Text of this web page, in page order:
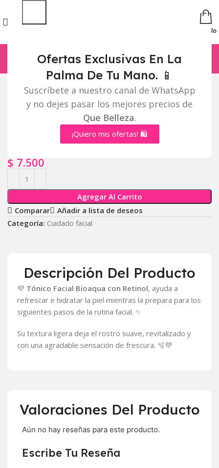
Ofertas Exclusivas En La
Palma De Tu Mano. 📱
Suscríbete a nuestro canal de WhatsApp
y no dejes pasar los mejores precios de
Que Belleza.
¡Quiero mis ofertas! 🛍️
Pedido
Click to enlarge
Inicio Cuidado facial TONICO DE RETINOL
TONICO DE RETINOL
$ 7.500
Agregar Al Carrito
Comparar
Añadir a lista de deseos
Categoría: Cuidado facial
Descripción Del Producto
💜 Tónico Facial Bioaqua con Retinol, ayuda a
refrescar e hidratar la piel mientras la prepara para los
siguientes pasos de la rutina facial. ✨
Su textura ligera deja el rostro suave, revitalizado y
con una agradable sensación de frescura. 🫧💜
Valoraciones Del Producto
Aún no hay reseñas para este producto.
Escribe Tu Reseña